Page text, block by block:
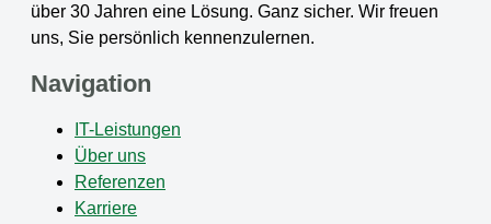
über 30 Jahren eine Lösung. Ganz sicher. Wir freuen
uns, Sie persönlich kennenzulernen.
Navigation
IT-Leistungen
Über uns
Referenzen
Karriere